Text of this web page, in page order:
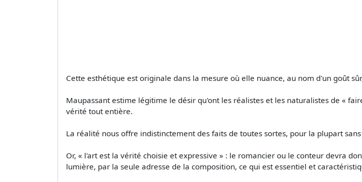
Cette esthétique est originale dans la mesure où elle nuance, au nom d'un goût
Maupassant estime légitime le désir qu'ont les réalistes et les naturalistes de «
vérité tout entière.
La réalité nous offre indistinctement des faits de toutes sortes, pour la plupart
Or, « l'art est la vérité choisie et expressive » : le romancier ou le conteur devra
lumière, par la seule adresse de la composition, ce qui est essentiel et